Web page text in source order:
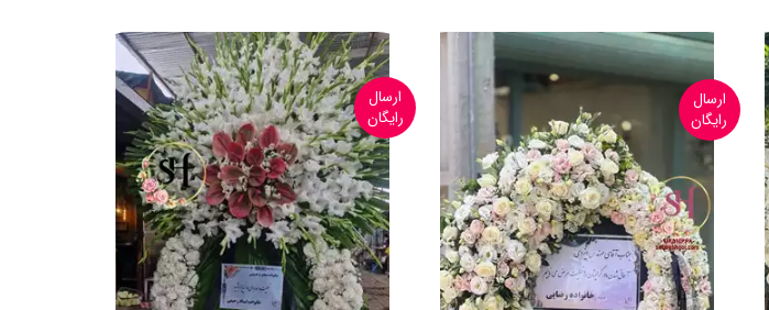
ارسال
رایگان
ارسال
رایگان